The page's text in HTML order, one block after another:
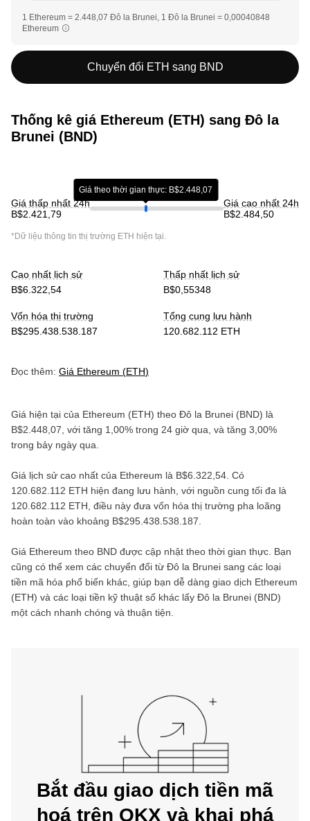
1 Ethereum = 2.448,07 Đô la Brunei, 1 Đô la Brunei = 0,00040848
Ethereum
Chuyển đổi ETH sang BND
Thống kê giá Ethereum (ETH) sang Đô la
Brunei (BND)
Giá thấp nhất 24h
B$2.421,79
Giá theo thời gian thực: B$2.448,07
Giá cao nhất 24h
B$2.484,50
*Dữ liệu thông tin thị trường ETH hiện tại.
Cao nhất lịch sử
B$6.322,54
Thấp nhất lịch sử
B$0,55348
Vốn hóa thị trường
B$295.438.538.187
Tổng cung lưu hành
120.682.112 ETH
Đọc thêm: Giá Ethereum (ETH)
Giá hiện tại của Ethereum (ETH) theo Đô la Brunei (BND) là
B$2.448,07 , với tăng 1,00% trong 24 giờ qua, và tăng 3,00%
trong bảy ngày qua.
Giá lịch sử cao nhất của Ethereum là B$6.322,54 . Có
120.682.112 ETH hiện đang lưu hành, với nguồn cung tối đa là
120.682.112 ETH , điều này đưa vốn hóa thị trường pha loãng
hoàn toàn vào khoảng B$295.438.538.187
Giá Ethereum theo BND được cập nhật theo thời gian thực. Bạn
cũng có thể xem các chuyển đổi từ Đô la Brunei sang các loại
tiền mã hóa phổ biến khác, giúp bạn dễ dàng giao dịch Ethereum
(ETH) và các loại tiền kỹ thuật số khác lấy Đô la Brunei (BND)
một cách nhanh chóng và thuận tiện.
Bắt đầu giao dịch tiền mã
hoá trên OKX và khai phá